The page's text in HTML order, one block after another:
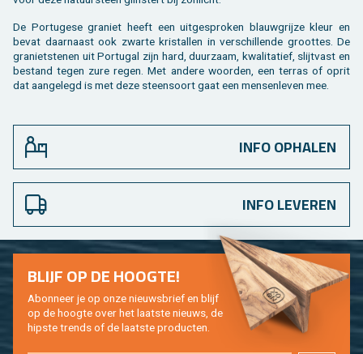
De Por­tu­ge­se gra­niet heeft een uit­ge­spro­ken blauw­grij­ze kleur en
bevat daar­naast ook zwar­te kris­tal­len in ver­schil­len­de groot­tes. De
gra­niet­ste­nen uit Por­tu­gal zijn hard, duur­zaam, kwa­li­ta­tief, slijt­vast en
be­stand tegen zure regen. Met an­de­re woor­den, een ter­ras of oprit
dat aan­ge­legd is met deze steen­soort gaat een men­sen­le­ven mee.
INFO OPHALEN
INFO LEVEREN
BLIJF OP DE HOOG­TE!
Abon­neer je op onze nieuws­brief en blijf
op de hoog­te over het laat­ste nieuws, de
hip­s­te trends of de laat­ste pro­duc­ten.